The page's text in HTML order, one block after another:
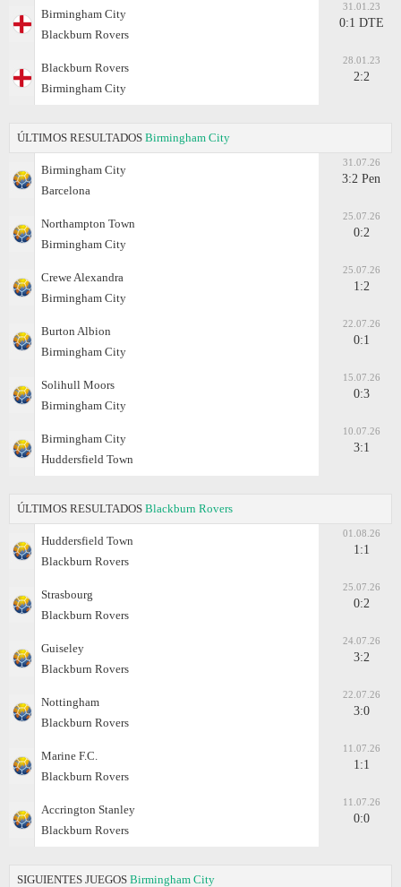
Birmingham City
Blackburn Rovers
31.01.23
0:1 DTE
Blackburn Rovers
Birmingham City
28.01.23
2:2
ÚLTIMOS RESULTADOS Birmingham City
Birmingham City
Barcelona
31.07.26
3:2 Pen
Northampton Town
Birmingham City
25.07.26
0:2
Crewe Alexandra
Birmingham City
25.07.26
1:2
Burton Albion
Birmingham City
22.07.26
0:1
Solihull Moors
Birmingham City
15.07.26
0:3
Birmingham City
Huddersfield Town
10.07.26
3:1
ÚLTIMOS RESULTADOS Blackburn Rovers
Huddersfield Town
Blackburn Rovers
01.08.26
1:1
Strasbourg
Blackburn Rovers
25.07.26
0:2
Guiseley
Blackburn Rovers
24.07.26
3:2
Nottingham
Blackburn Rovers
22.07.26
3:0
Marine F.C.
Blackburn Rovers
11.07.26
1:1
Accrington Stanley
Blackburn Rovers
11.07.26
0:0
SIGUIENTES JUEGOS Birmingham City